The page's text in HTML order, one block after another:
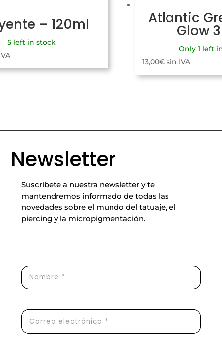
– 120ml
5 left in stock
Atlantic
Glow
Only 1 left
13,00€ sin IVA
Newsletter
Suscríbete a nuestra newsletter y te
mantendremos informado de todas las
novedades sobre el mundo del tatuaje, el
piercing y la micropigmentación.